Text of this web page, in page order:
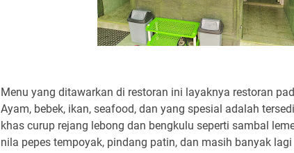
Menu yang ditawarkan di restoran ini layaknya restoran
Ayam, bebek, ikan, seafood, dan yang spesial adalah
khas curup rejang lebong dan bengkulu seperti sambal
nila pepes tempoyak, pindang patin, dan masih banyak